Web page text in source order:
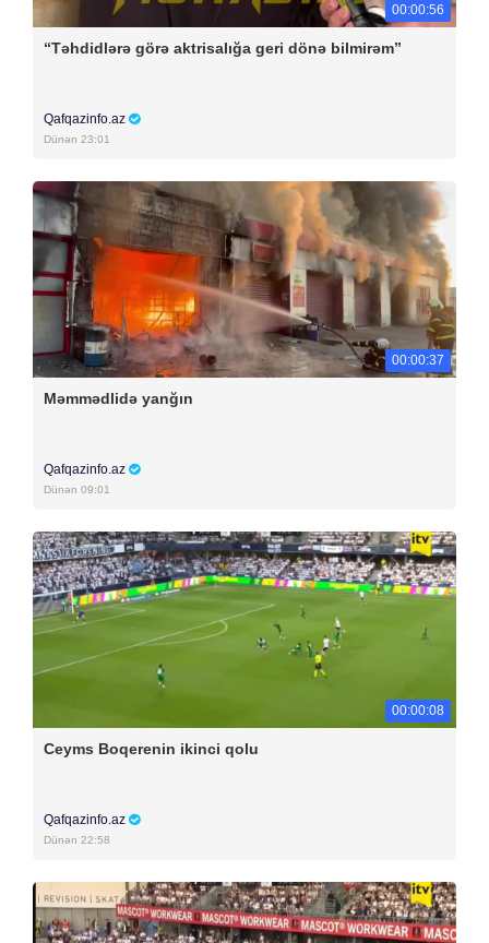
00:00:56
“Təhdidlərə görə aktrisalığa geri dönə bilmirəm”
Qafqazinfo.az
Dünən 23:01
00:00:37
Məmmədlidə yanğın
Qafqazinfo.az
Dünən 09:01
00:00:08
Ceyms Boqerenin ikinci qolu
Qafqazinfo.az
Dünən 22:58